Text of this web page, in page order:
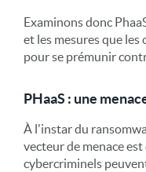
Examinons donc
et les mesures que
pour se prémunir
PHaaS : une
À l'instar du
vecteur de menace
cybercriminels